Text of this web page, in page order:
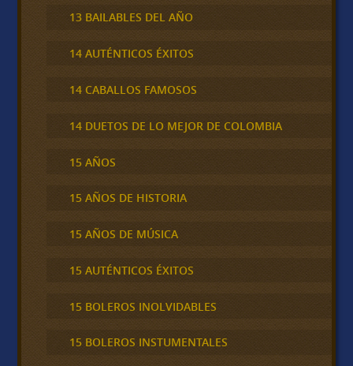
13 BAILABLES DEL AÑO
14 AUTÉNTICOS ÉXITOS
14 CABALLOS FAMOSOS
14 DUETOS DE LO MEJOR DE COLOMBIA
15 AÑOS
15 AÑOS DE HISTORIA
15 AÑOS DE MÚSICA
15 AUTÉNTICOS ÉXITOS
15 BOLEROS INOLVIDABLES
15 BOLEROS INSTUMENTALES